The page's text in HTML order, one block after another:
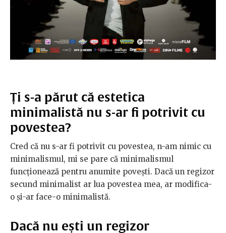
Ți s-a părut că estetica
minimalistă nu s-ar fi potrivit cu
povestea?
Cred că nu s-ar fi potrivit cu povestea, n-am nimic cu
minimalismul, mi se pare că minimalismul
funcționează pentru anumite povești. Dacă un regizor
secund minimalist ar lua povestea mea, ar modifica-
o și-ar face-o minimalistă.
Dacă nu ești un regizor